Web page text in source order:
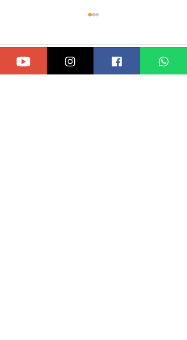
תגובות